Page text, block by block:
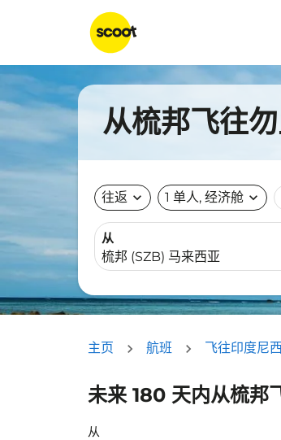
从梳邦飞往
往返 expand_more 1 单人, 经济舱 expand_more
从
主页 航班 飞往印度尼
未来 180 天内从梳邦
从
没有符合您的筛选条件的机票。